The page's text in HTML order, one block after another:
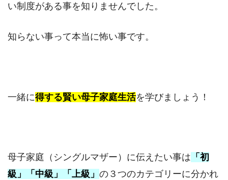
い制度がある事を知りませんでした。
知らない事って本当に怖い事です。
一緒に得する賢い母子家庭生活を学びましょう！
母子家庭（シングルマザー）に伝えたい事は 「初
級」「中級」「上級」 の３つのカテゴリーに分かれ